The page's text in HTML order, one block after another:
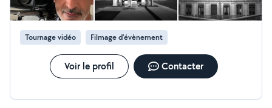
Tournage vidéo Filmage d'évènement
Voir le profil Contacter